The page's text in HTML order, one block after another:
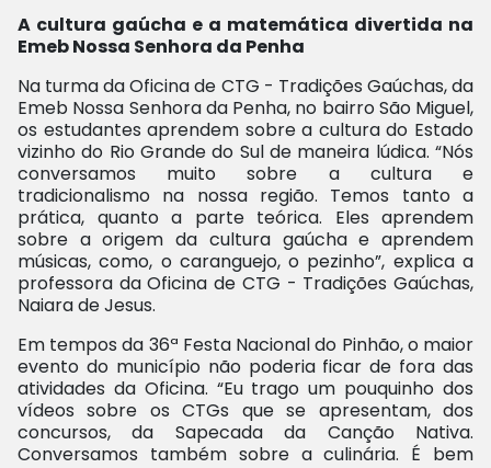
A cultura gaúcha e a matemática divertida na
Emeb Nossa Senhora da Penha
Na turma da Oficina de CTG - Tradições Gaúchas, da
Emeb Nossa Senhora da Penha, no bairro São Miguel,
os estudantes aprendem sobre a cultura do Estado
vizinho do Rio Grande do Sul de maneira lúdica. “Nós
conversamos muito sobre a cultura e
tradicionalismo na nossa região. Temos tanto a
prática, quanto a parte teórica. Eles aprendem
sobre a origem da cultura gaúcha e aprendem
músicas, como, o caranguejo, o pezinho”, explica a
professora da Oficina de CTG - Tradições Gaúchas,
Naiara de Jesus.
Em tempos da 36ª Festa Nacional do Pinhão, o maior
evento do município não poderia ficar de fora das
atividades da Oficina. “Eu trago um pouquinho dos
vídeos sobre os CTGs que se apresentam, dos
concursos, da Sapecada da Canção Nativa.
Conversamos também sobre a culinária. É bem